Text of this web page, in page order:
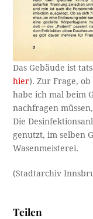
Das Gebäude ist
hier). Zur Frage,
habe ich mal beim
nachfragen
Die
genutzt, im selben
Wasenmeisterei.
(Stadtarchiv
Teilen